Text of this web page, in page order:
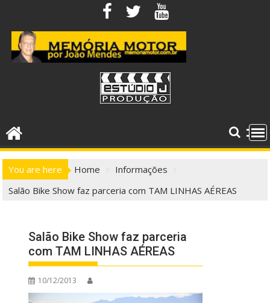
content
You are here Home
Informações
Salão Bike Show faz parceria com TAM LINHAS AÉREAS
Salão Bike Show faz parceria
com TAM LINHAS AÉREAS
10/12/2013